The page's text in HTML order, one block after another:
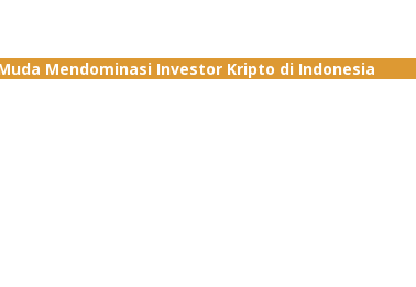
Mendominasi Investor Kripto di Indonesia